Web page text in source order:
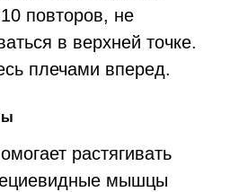
повторов, не
в верхней точке.
плечами вперед.
растягивать
мышцы